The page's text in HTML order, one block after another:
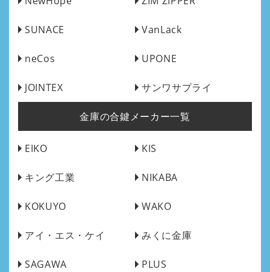
SUNACE VanLack
neCos UPONE
JOINTEX サンワサプライ
金庫の合鍵メーカー一覧
EIKO KIS
キング工業 NIKABA
KOKUYO WAKO
アイ・エス・ケイ みくに金庫
SAGAWA PLUS